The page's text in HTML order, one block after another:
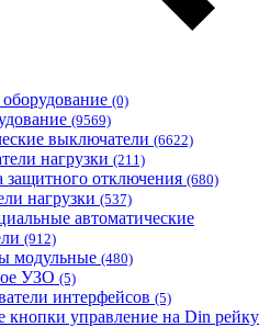
(0)
(9569)
выключатели (6622)
нагрузки (211)
защитного отключения (680)
нагрузки (537)
автоматические
(912)
модульные (480)
УЗО (5)
интерфейсов (5)
кнопки управление на Din рейку